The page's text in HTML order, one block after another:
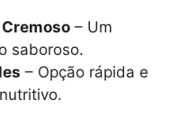
– Um
saboroso.
– Opção rápida e